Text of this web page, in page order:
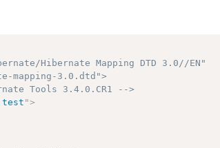
Hibernate Mapping DTD 3.0//EN"
mapping-3.0.dtd">
Tools 3.4.0.CR1 -->
">